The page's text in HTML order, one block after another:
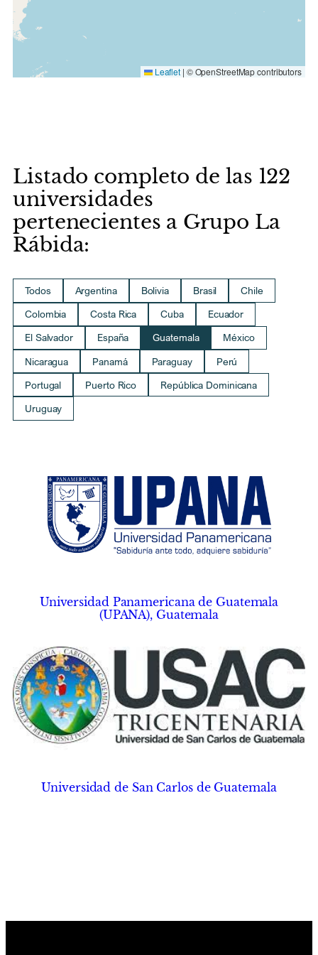
Leaflet | © OpenStreetMap contributors
Listado completo de las 122
universidades
pertenecientes a Grupo La
Rábida:
Todos Argentina Bolivia Brasil
Chile
Colombia
Costa Rica Cuba
Ecuador
El Salvador
España Guatemala
México
Nicaragua
Panamá Paraguay
Perú
Portugal
Puerto Rico
República Dominicana
Uruguay
Universidad Panamericana de Guatemala
(UPANA), Guatemala
Universidad de San Carlos de Guatemala